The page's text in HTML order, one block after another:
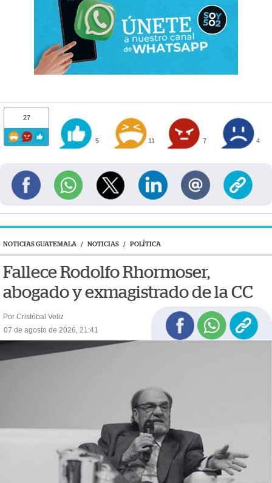
27
5 11 7 4
NOTICIAS GUATEMALA / NOTICIAS / POLÍTICA
Fallece Rodolfo Rhormoser,
abogado y exmagistrado de la CC
Por Cristóbal Veliz
07 de agosto de 2026, 21:41